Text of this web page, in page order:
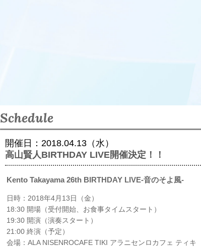
Schedule
開催日：2018.04.13（水）
高山賢人BIRTHDAY LIVE開催決定！！
Kento Takayama 26th BIRTHDAY LIVE-音のそよ風-
日時：2018年4月13日（金）
18:30 開場（受付開始、お食事タイムスタート）
19:30 開演（演奏スタート）
21:00 終演（予定）
会場：ALA NISENROCAFE TIKI アラニセンロカフェ ティキ